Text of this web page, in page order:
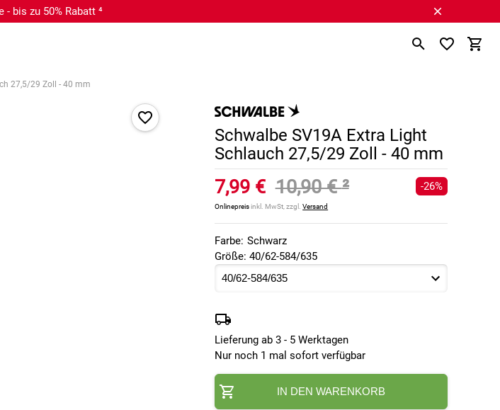
- bis zu 50% Rabatt ⁴
27,5/29 Zoll - 40 mm
Schwalbe SV19A Extra Light
Schlauch 27,5/29 Zoll - 40 mm
7,99 € 10,90 €²
Onlinepreisinkl. MwSt, zzgl.Versand
-26%
Farbe: Schwarz
Größe: 40/62-584/635
Lieferung ab 3 - 5 Werktagen
Nur noch 1 mal sofort verfügbar
IN DEN WARENKORB